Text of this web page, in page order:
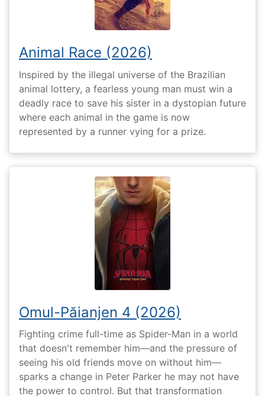
Animal Race (2026)
Inspired by the illegal universe of the Brazilian
animal lottery, a fearless young man must win a
deadly race to save his sister in a dystopian future
where each animal in the game is now
represented by a runner vying for a prize.
Omul-Păianjen 4 (2026)
Fighting crime full-time as Spider-Man in a world
that doesn't remember him—and the pressure of
seeing his old friends move on without him—
sparks a change in Peter Parker he may not have
the power to control. But that transformation